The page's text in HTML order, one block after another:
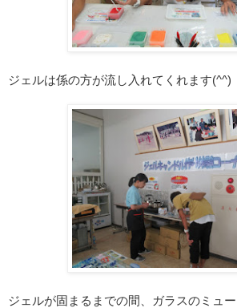
ジェルは係の方が流し入れてくれます(^^)
ジェルが固まるまでの間、ガラスのミュ